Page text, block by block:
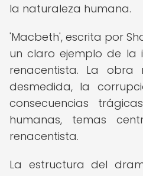
la naturaleza humana.
'Macbeth', escrita por
un claro ejemplo de la
renacentista. La
desmedida, la
consecuencias
humanas, temas
renacentista.
La estructura del